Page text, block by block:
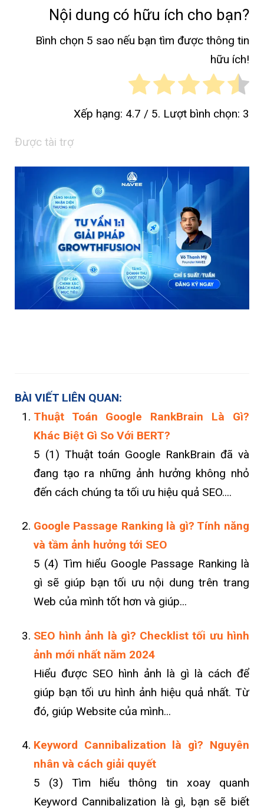
Nội dung có hữu ích cho bạn?
Bình chọn 5 sao nếu bạn tìm được thông tin
hữu ích!
Xếp hạng: 4.7 / 5. Lượt bình chọn: 3
Được tài trợ
BÀI VIẾT LIÊN QUAN:
Thuật Toán Google RankBrain Là Gì?
Khác Biệt Gì So Với BERT?
5 (1) Thuật toán Google RankBrain đã và
đang tạo ra những ảnh hưởng không nhỏ
đến cách chúng ta tối ưu hiệu quả SEO....
Google Passage Ranking là gì? Tính năng
và tầm ảnh hưởng tới SEO
5 (4) Tìm hiểu Google Passage Ranking là
gì sẽ giúp bạn tối ưu nội dung trên trang
Web của mình tốt hơn và giúp...
SEO hình ảnh là gì? Checklist tối ưu hình
ảnh mới nhất năm 2024
Hiểu được SEO hình ảnh là gì là cách để
giúp bạn tối ưu hình ảnh hiệu quả nhất. Từ
đó, giúp Website của mình...
Keyword Cannibalization là gì? Nguyên
nhân và cách giải quyết
5 (3) Tìm hiểu thông tin xoay quanh
Keyword Cannibalization là gì, bạn sẽ biết